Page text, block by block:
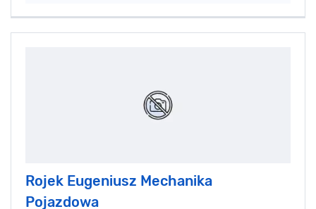
Rojek Eugeniusz Mechanika
Pojazdowa